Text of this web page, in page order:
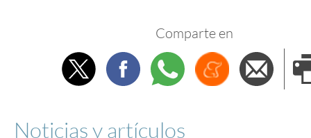
Comparte en
TwitterFacebookWhatsappMenéame
Noticias y artículos